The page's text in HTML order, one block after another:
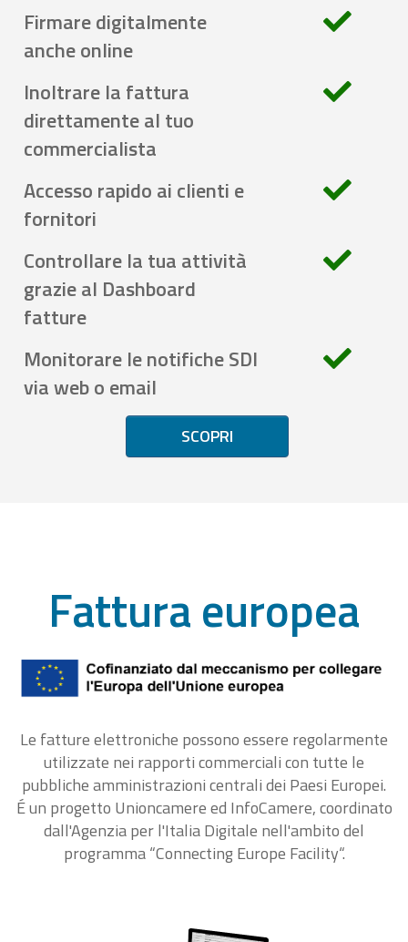
Firmare digitalmente
anche online
Inoltrare la fattura
direttamente al tuo
commercialista
Accesso rapido ai clienti e
fornitori
Controllare la tua attività
grazie al Dashboard
fatture
Monitorare le notifiche SDI
via web o email
SCOPRI
Fattura europea
Le fatture elettroniche possono essere regolarmente
utilizzate nei rapporti commerciali con tutte le
pubbliche amministrazioni centrali dei Paesi Europei.
É un progetto Unioncamere ed InfoCamere, coordinato
dall'Agenzia per l'Italia Digitale nell'ambito del
programma “Connecting Europe Facility“.